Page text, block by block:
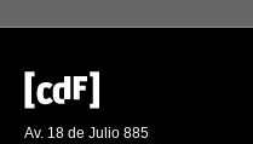
Av. 18 de Julio 885